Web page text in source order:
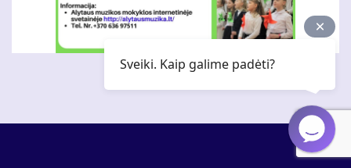
Sveiki. Kaip galime padėti?